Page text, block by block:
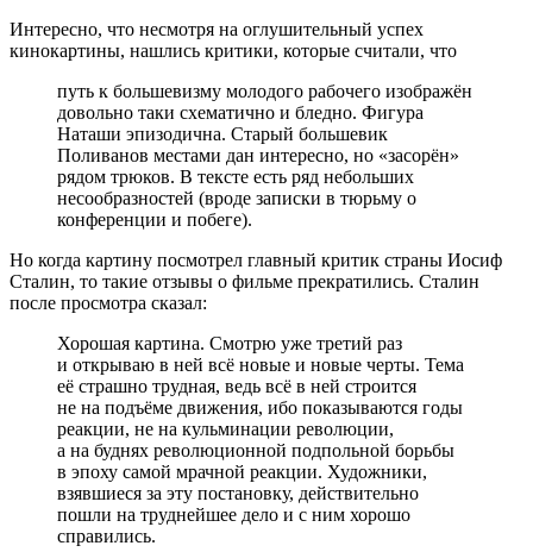
Интересно, что несмотря на оглушительный успех
кинокартины, нашлись критики, которые считали, что
путь к большевизму молодого рабочего изображён
довольно таки схематично и бледно. Фигура
Наташи эпизодична. Старый большевик
Поливанов местами дан интересно, но «засорён»
рядом трюков. В тексте есть ряд небольших
несообразностей (вроде записки в тюрьму о
конференции и побеге).
Но когда картину посмотрел главный критик страны Иосиф
Сталин, то такие отзывы о фильме прекратились. Сталин
после просмотра сказал:
Хорошая картина. Смотрю уже третий раз
и открываю в ней всё новые и новые черты. Тема
её страшно трудная, ведь всё в ней строится
не на подъёме движения, ибо показываются годы
реакции, не на кульминации революции,
а на буднях революционной подпольной борьбы
в эпоху самой мрачной реакции. Художники,
взявшиеся за эту постановку, действительно
пошли на труднейшее дело и с ним хорошо
справились.